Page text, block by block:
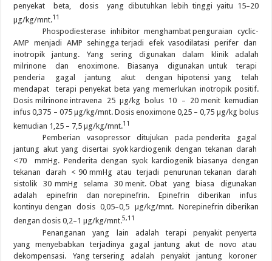
penyekat beta, dosis yang dibutuhkan lebih tinggi yaitu 15–20
µg/kg/mnt.11
Phospodiesterase inhibitor menghambat penguraian cyclic-
AMP menjadi AMP sehingga terjadi efek vasodilatasi perifer dan
inotropik jantung. Yang sering digunakan dalam klinik adalah
milrinone dan enoximone. Biasanya digunakan untuk terapi
penderia gagal jantung akut dengan hipotensi yang telah
mendapat terapi penyekat beta yang memerlukan inotropik positif.
Dosis milrinone intravena 25 µg/kg bolus 10 – 20 menit kemudian
infus 0,375 – 075 µg/kg/mnt. Dosis enoximone 0,25 – 0,75 µg/kg bolus
kemudian 1,25 – 7,5 µg/kg/mnt.11
Pemberian vasopressor ditujukan pada penderita gagal
jantung akut yang disertai syok kardiogenik dengan tekanan darah
<70 mmHg. Penderita dengan syok kardiogenik biasanya dengan
tekanan darah < 90 mmHg atau terjadi penurunan tekanan darah
sistolik 30 mmHg selama 30 menit. Obat yang biasa digunakan
adalah epinefrin dan norepinefrin. Epinefrin diberikan infus
kontinyu dengan dosis 0,05–0,5 µg/kg/mnt. Norepinefrin diberikan
dengan dosis 0,2–1 µg/kg/mnt.5,11
Penanganan yang lain adalah terapi penyakit penyerta
yang menyebabkan terjadinya gagal jantung akut de novo atau
dekompensasi. Yang tersering adalah penyakit jantung koroner